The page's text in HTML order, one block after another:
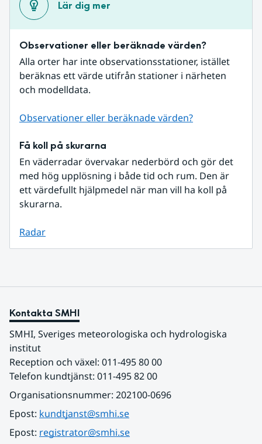
Lär dig mer
Observationer eller beräknade värden?
Alla orter har inte observationsstationer, istället
beräknas ett värde utifrån stationer i närheten
och modelldata.
Observationer eller beräknade värden?
Få koll på skurarna
En väderradar övervakar nederbörd och gör det
med hög upplösning i både tid och rum. Den är
ett värdefullt hjälpmedel när man vill ha koll på
skurarna.
Radar
Kontakta SMHI
SMHI, Sveriges meteorologiska och hydrologiska
institut
Reception och växel: 011-495 80 00
Telefon kundtjänst: 011-495 82 00
Organisationsnummer: 202100-0696
Epost: kundtjanst@smhi.se
Epost: registrator@smhi.se